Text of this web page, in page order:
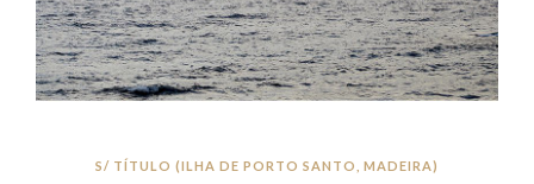
S/ TÍTULO (ILHA DE PORTO SANTO, MADEIRA)